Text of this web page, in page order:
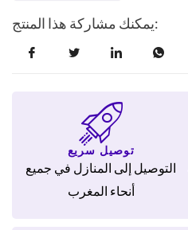
يمكنك مشاركة هذا المنتج:
توصيل سريع
التوصيل إلى المنازل في جميع
أنحاء المغرب